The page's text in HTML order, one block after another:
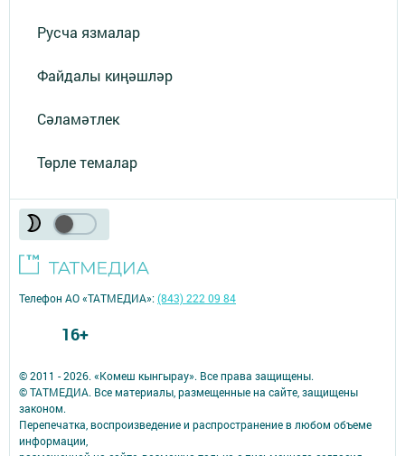
Русча язмалар
Файдалы киңәшләр
Сәламәтлек
Төрле темалар
© 2011 - 2026. «Комеш кынгырау». Все права защищены.
© ТАТМЕДИА. Все материалы, размещенные на сайте, защищены
законом.
Перепечатка, воспроизведение и распространение в любом объеме
информации,
Телефон АО «ТАТМЕДИА»:(843) 222 09 84
16+